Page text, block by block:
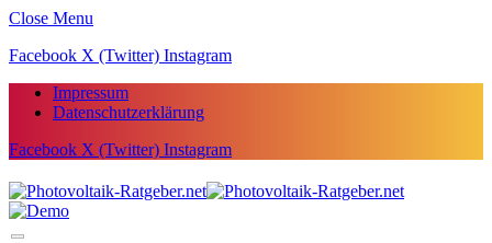
Close Menu
Facebook X (Twitter) Instagram
Impressum
Datenschutzerklärung
Facebook X (Twitter) Instagram